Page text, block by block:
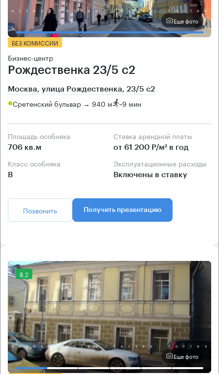
Еще фото
БЕЗ КОМИССИИ
Бизнес-центр
Рождественка 23/5 с2
Москва, улица Рождественка, 23/5 с2
Сретенский бульвар → 940 м ~9 мин
Площадь особняка
706 кв.м
Ставка арендной платы
от 61 200 Р/м² в год
Класс особняка
B
Эксплуатационные расходы
Включены в ставку
Позвонить Получить презентацию
8.2
Еще фото